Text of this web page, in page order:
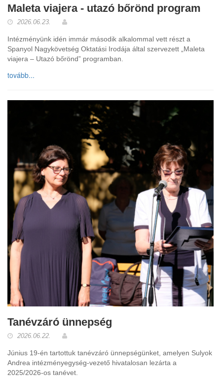
Maleta viajera - utazó bőrönd program
2026.06.23.
Intézményünk idén immár második alkalommal vett részt a
Spanyol Nagykövetség Oktatási Irodája által szervezett „Maleta
viajera – Utazó bőrönd” programban.
tovább...
Tanévzáró ünnepség
2026.06.22.
Június 19-én tartottuk tanévzáró ünnepségünket, amelyen Sulyok
Andrea intézményegység-vezető hivatalosan lezárta a
2025/2026-os tanévet.